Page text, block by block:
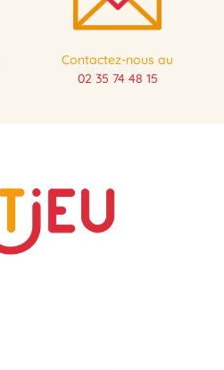
Contactez-nous au
02 35 74 48 15